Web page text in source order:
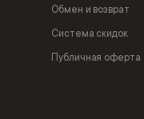
Обмен и возврат
Система скидок
Публичная оферта